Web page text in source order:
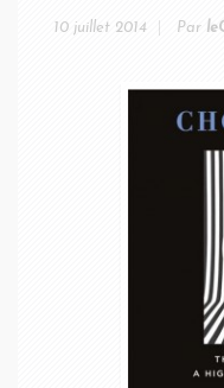
10 juillet 2014 Par